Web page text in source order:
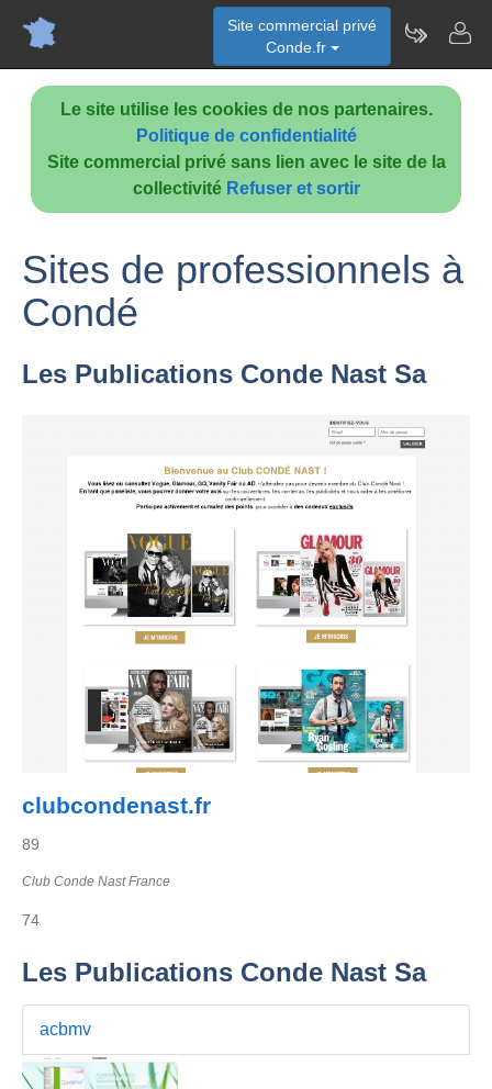
Le site utilise les cookies de nos partenaires.
Politique de confidentialité
Site commercial privé sans lien avec le site de la
collectivité Refuser et sortir
Site commercial privé
Conde.fr
Sites de professionnels à
Condé
Les Publications Conde Nast Sa
clubcondenast.fr
89
Club Conde Nast France
74
Les Publications Conde Nast Sa
acbmv